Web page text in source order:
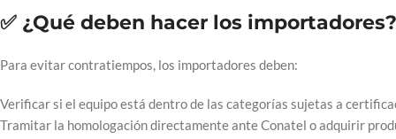
✅ ¿Qué deben hacer los importadores?
Para evitar contratiempos, los importadores deben:
Verificar si el equipo está dentro de las categorías sujetas a
Tramitar la homologación directamente ante Conatel o adquirir